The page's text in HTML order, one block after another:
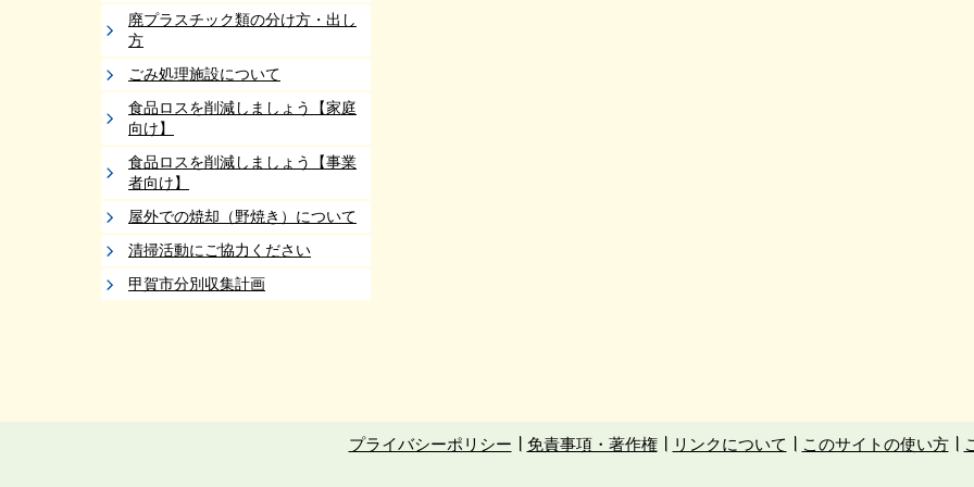
廃プラスチック類の分け方・出し
方
ごみ処理施設について
食品ロスを削減しましょう【家庭
向け】
食品ロスを削減しましょう【事業
者向け】
屋外での焼却（野焼き）について
清掃活動にご協力ください
甲賀市分別収集計画
プライバシーポリシー 免責事項・著作権 リンクについて このサイトの使い方